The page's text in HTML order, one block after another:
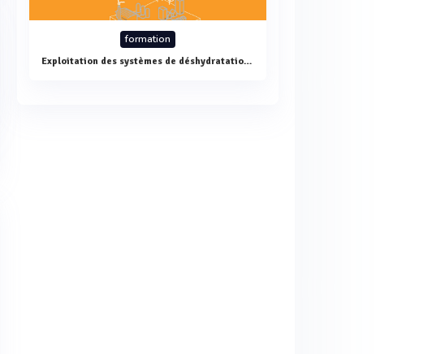
formation
Exploitation des systèmes de déshydratation des boues